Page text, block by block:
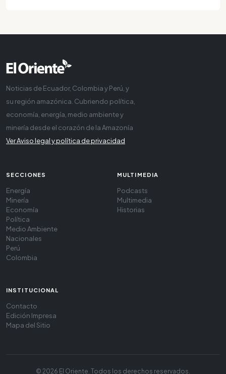
Noticias de Ecuador, Colombia y Perú, y
su región amazónica. Cubriendo política,
economía, energía, medio ambiente y
minería desde el corazón de la Amazonía
Ver Aviso legal y política de privacidad
SECCIONES
Energía
Minería
Economía
Política
Medio Ambiente
Nacionales
Perú
Colombia
MULTIMEDIA
Podcasts
Multimedia
Historias
INSTITUCIONAL
Contacto
Edición Impresa
Mapa del Sitio
© 2026 El Oriente. Todos los derechos reservados.